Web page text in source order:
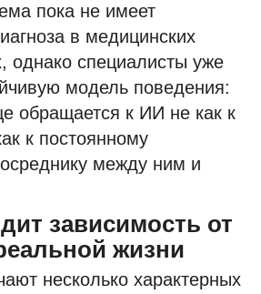
пока не имеет
в медицинских
однако специалисты уже
модель поведения:
обращается к ИИ не как к
к постоянному
между ним и
зависимость от
жизни
несколько характерных